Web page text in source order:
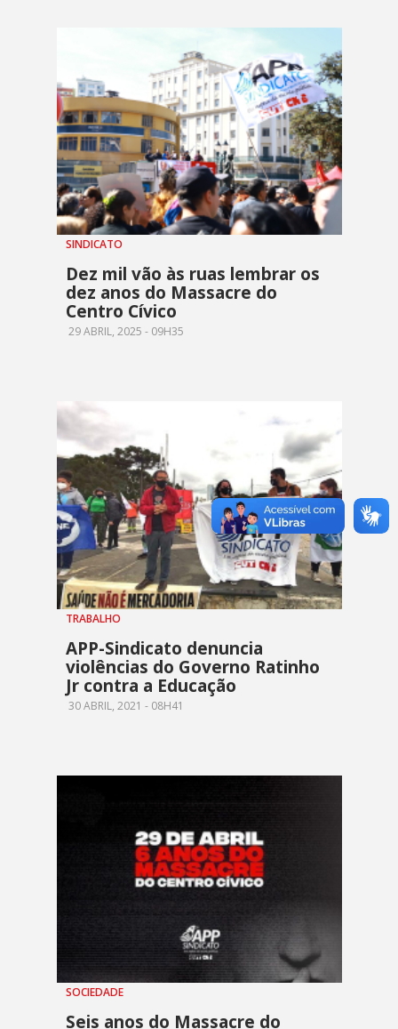
SINDICATO
Dez mil vão às ruas lembrar os
dez anos do Massacre do
Centro Cívico
29 ABRIL, 2025 - 09H35
TRABALHO
APP-Sindicato denuncia
violências do Governo Ratinho
Jr contra a Educação
30 ABRIL, 2021 - 08H41
SOCIEDADE
Seis anos do Massacre do